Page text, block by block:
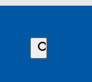
search